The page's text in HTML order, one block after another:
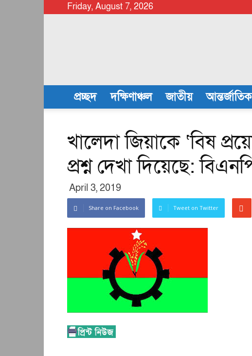
Friday, August 7, 2026
প্রচ্ছদ দক্ষিণাঞ্চল জাতীয় আন্তর্জাতিক
খালেদা জিয়াকে ‘বিষ
প্রশ্ন দেখা দিয়েছে:
April 3, 2019
Share on Facebook Tweet on Twitter